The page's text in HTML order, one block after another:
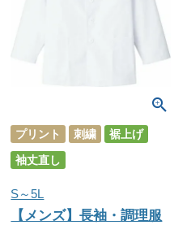
プリント 刺繍
裾上げ
袖丈直し
S～5L
【メンズ】長袖・調理服